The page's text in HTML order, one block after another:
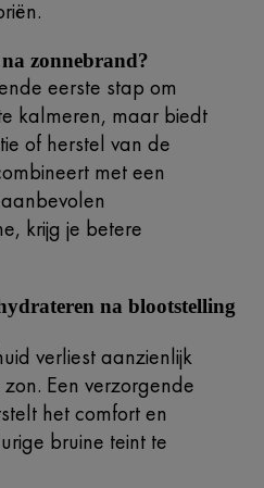
zonnebrand?
eerste stap om
kalmeren, maar biedt
of herstel van de
met een
krijg je betere
na blootstelling
verliest aanzienlijk
Een verzorgende
het comfort en
bruine teint te